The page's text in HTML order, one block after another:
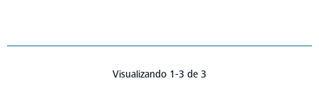
Visualizando 1-3 de 3